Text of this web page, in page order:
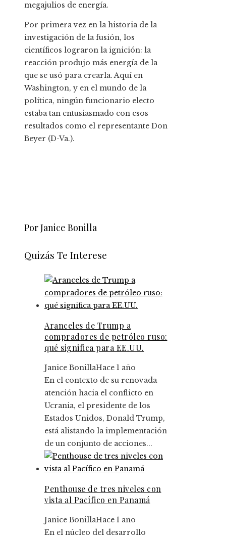
megajulios de energía.
Por primera vez en la historia de la
investigación de la fusión, los
científicos lograron la ignición: la
reacción produjo más energía de la
que se usó para crearla. Aquí en
Washington, y en el mundo de la
política, ningún funcionario electo
estaba tan entusiasmado con esos
resultados como el representante Don
Beyer (D-Va.).
Por Janice Bonilla
Quizás Te Interese
Aranceles de Trump a
compradores de petróleo ruso:
qué significa para EE.UU.
Janice BonillaHace 1 año
En el contexto de su renovada
atención hacia el conflicto en
Ucrania, el presidente de los
Estados Unidos, Donald Trump,
está alistando la implementación
de un conjunto de acciones...
Penthouse de tres niveles con
vista al Pacífico en Panamá
Janice BonillaHace 1 año
En el núcleo del desarrollo